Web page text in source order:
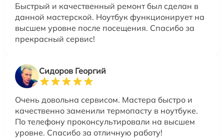
Быстрый и качественный ремонт был сделан в
данной мастерской. Ноутбук функционирует на
высшем уровне после посещения. Спасибо за
прекрасный сервис!
Сидоров Георгий
Очень довольна сервисом. Мастера быстро и
качественно заменили термопасту в ноутбуке.
По телефону проконсультировали на высшем
уровне. Спасибо за отличную работу!